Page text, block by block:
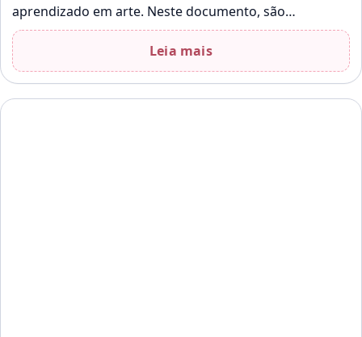
aprendizado em arte. Neste documento, são
abordadas as atividades e objetivos de
conhecimento…
Leia mais